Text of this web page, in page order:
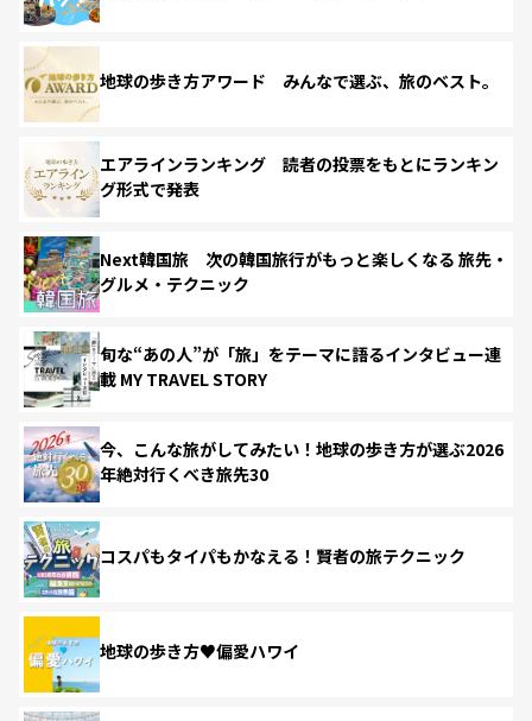
地球の歩き方アワード みんなで選ぶ、旅のベスト。
エアラインランキング 読者の投票をもとにランキン
グ形式で発表
Next韓国旅 次の韓国旅行がもっと楽しくなる 旅先・
グルメ・テクニック
旬な“あの人”が「旅」をテーマに語るインタビュー連
載 MY TRAVEL STORY
今、こんな旅がしてみたい！地球の歩き方が選ぶ2026
年絶対行くべき旅先30
コスパもタイパもかなえる！賢者の旅テクニック
地球の歩き方♥偏愛ハワイ